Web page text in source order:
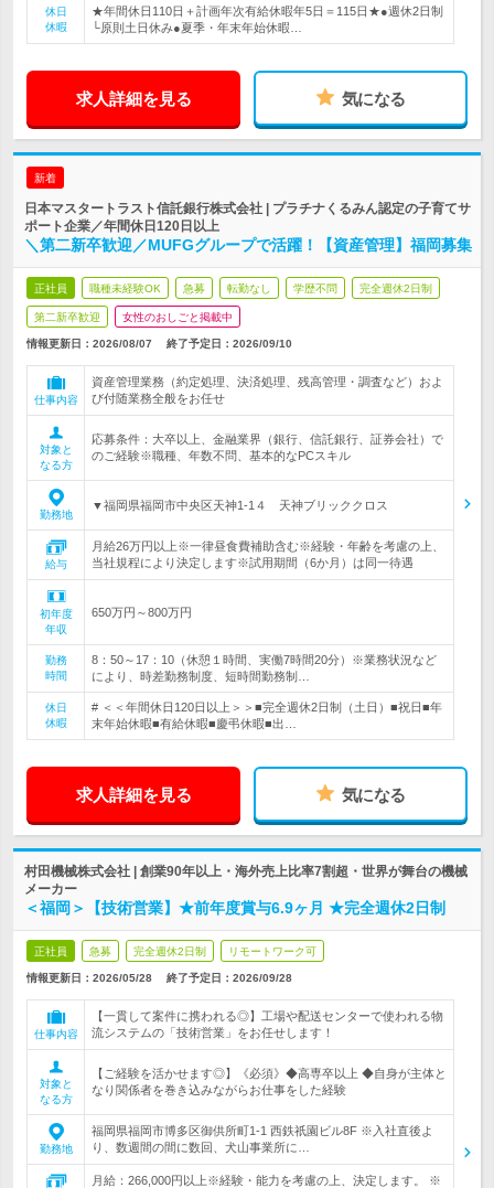
休日
休暇
★年間休日110日＋計画年次有給休暇年5日＝115日★●週休2日制
└原則土日休み●夏季・年末年始休暇…
求人詳細を見る 気になる
新着
日本マスタートラスト信託銀行株式会社 | プラチナくるみん認定の子育てサ
ポート企業／年間休日120日以上
＼第二新卒歓迎／MUFGグループで活躍！【資産管理】福岡募集
正社員 職種未経験OK 急募 転勤なし 学歴不問 完全週休2日制
第二新卒歓迎 女性のおしごと掲載中
情報更新日：2026/08/07 終了予定日： 2026/09/10
仕事内容
資産管理業務（約定処理、決済処理、残高管理・調査など）およ
び付随業務全般をお任せ
対象と
なる方
応募条件：大卒以上、金融業界（銀行、信託銀行、証券会社）で
のご経験※職種、年数不問、基本的なPCスキル
勤務地
▼福岡県福岡市中央区天神1-1４ 天神ブリッククロス
給与
月給26万円以上※一律昼食費補助含む※経験・年齢を考慮の上、
当社規程により決定します※試用期間（6か月）は同一待遇
初年度
年収
650万円～800万円
勤務
時間
8：50～17：10（休憩１時間、実働7時間20分）※業務状況など
により、時差勤務制度、短時間勤務制…
休日
休暇
# ＜＜年間休日120日以上＞＞■完全週休2日制（土日）■祝日■年
末年始休暇■有給休暇■慶弔休暇■出…
求人詳細を見る 気になる
村田機械株式会社 | 創業90年以上・海外売上比率7割超・世界が舞台の機械
メーカー
＜福岡＞【技術営業】★前年度賞与6.9ヶ月 ★完全週休2日制
正社員 急募 完全週休2日制 リモートワーク可
情報更新日：2026/05/28 終了予定日： 2026/09/28
仕事内容
【一貫して案件に携われる◎】工場や配送センターで使われる物
流システムの「技術営業」をお任せします！
対象と
なる方
【ご経験を活かせます◎】《必須》◆高専卒以上 ◆自身が主体と
なり関係者を巻き込みながらお仕事をした経験
勤務地
福岡県福岡市博多区御供所町1-1 西鉄祇園ビル8F ※入社直後よ
り、数週間の間に数回、犬山事業所に…
月給：266,000円以上※経験・能力を考慮の上、決定します。 ※